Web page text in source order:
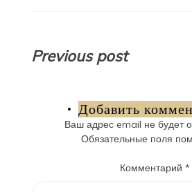
Навигация
записям
Previous post
Добавить
Ваш адрес email не будет
Обязательные поля
Комментарий*